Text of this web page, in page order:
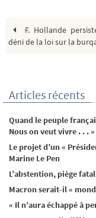
F. Hollande
déni de la loi sur la
Articles récents
Quand le peuple
Nous on veut vivre . . . »
Le projet d’un «
Marine Le Pen
L’abstention, piège
Macron serait-il «
« Il n’aura échappé à